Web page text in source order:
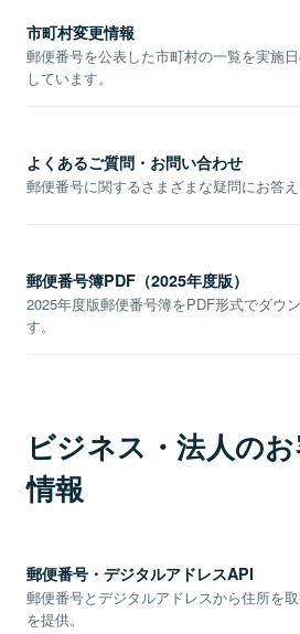
市町村変更情報
郵便番号を公表した市町村の一覧を実施
しています。
よくあるご質問・お問い合わせ
郵便番号に関するさまざまな疑問にお答え
郵便番号簿PDF（2025年度版）
2025年度版郵便番号簿をPDF形式でダウ
す。
ビジネス・法人の
情報
郵便番号・デジタルアドレスAPI
郵便番号とデジタルアドレスから住所を
を提供。